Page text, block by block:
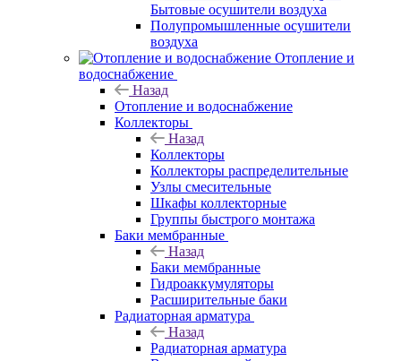
Бытовые осушители воздуха
Полупромышленные осушители
воздуха
Отопление и
водоснабжение
Назад
Отопление и водоснабжение
Коллекторы
Назад
Коллекторы
Коллекторы распределительные
Узлы смесительные
Шкафы коллекторные
Группы быстрого монтажа
Баки мембранные
Назад
Баки мембранные
Гидроаккумуляторы
Расширительные баки
Радиаторная арматура
Назад
Радиаторная арматура